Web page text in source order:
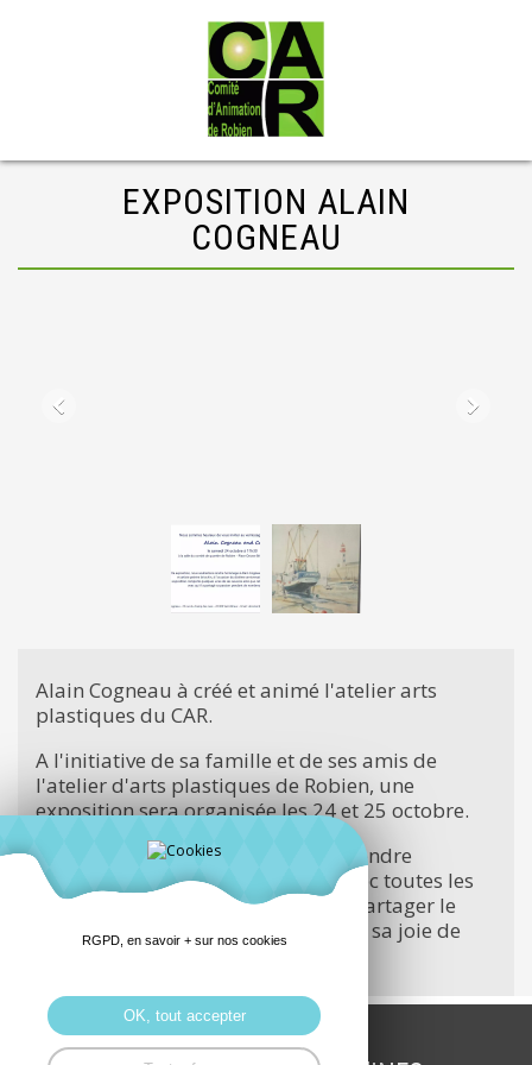
EXPOSITION ALAIN
COGNEAU
Alain Cogneau à créé et animé l'atelier arts
plastiques du CAR.
A l'initiative de sa famille et de ses amis de
l'atelier d'arts plastiques de Robien, une
exposition sera organisée les 24 et 25 octobre.
Cette exposition est une façon de rendre
hommage à Alain et d’échanger avec toutes les
personnes qui l’ont connu afin de partager le
souvenir de sa bonne humeur et de sa joie de
RGPD, en savoir + sur nos cookies
OK, tout accepter